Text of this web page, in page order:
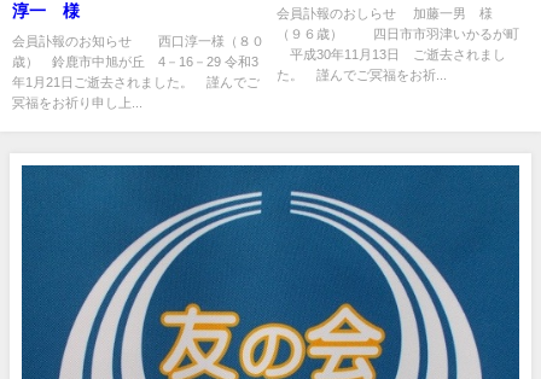
淳一 様
会員訃報のお知らせ 西口淳一様（８０
歳） 鈴鹿市中旭が丘 4－16－29 令和3
年1月21日ご逝去されました。 謹んでご
冥福をお祈り申し上...
会員訃報のおしらせ 加藤一男 様
（９６歳） 四日市市羽津いかるが町
平成30年11月13日 ご逝去されまし
た。 謹んでご冥福をお祈...